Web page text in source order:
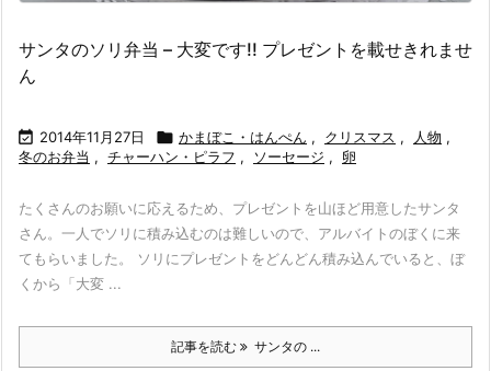
サンタのソリ弁当 – 大変です!! プレゼントを載せきれませ
ん
 2014年11月27日  かまぼこ・はんぺん , クリスマス , 人物 ,
冬のお弁当 , チャーハン・ピラフ , ソーセージ , 卵
たくさんのお願いに応えるため、プレゼントを山ほど用意したサンタ
さん。一人でソリに積み込むのは難しいので、アルバイトのぼくに来
てもらいました。 ソリにプレゼントをどんどん積み込んでいると、ぼ
くから「大変 ...
記事を読む サンタの ...